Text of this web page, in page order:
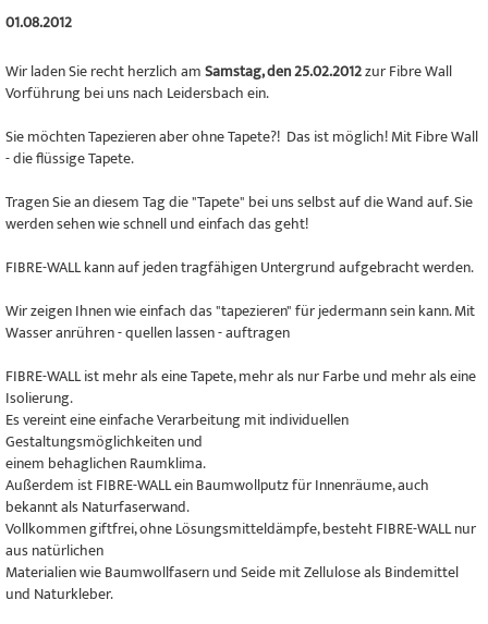
01.08.2012
Wir laden Sie recht herzlich amSamstag, den 25.02.2012zur Fibre Wall
Vorführung bei uns nach Leidersbach ein.
Sie möchten Tapezieren aber ohne Tapete?! Das ist möglich! Mit Fibre Wall
- die flüssige Tapete.
Tragen Sie an diesem Tag die "Tapete" bei uns selbst auf die Wand auf. Sie
werden sehen wie schnell und einfach das geht!
FIBRE-WALL kann auf jeden tragfähigen Untergrund aufgebracht werden.
Wir zeigen Ihnen wie einfach das "tapezieren" für jedermann sein kann. Mit
Wasser anrühren - quellen lassen - auftragen
FIBRE-WALL ist mehr als eine Tapete, mehr als nur Farbe und mehr als eine
Isolierung.
Es vereint eine einfache Verarbeitung mit individuellen
Gestaltungsmöglichkeiten und
einem behaglichen Raumklima.
Außerdem ist FIBRE-WALL ein Baumwollputz für Innenräume, auch
bekannt als Naturfaserwand.
Vollkommen giftfrei, ohne Lösungsmitteldämpfe, besteht FIBRE-WALL nur
aus natürlichen
Materialien wie Baumwollfasern und Seide mit Zellulose als Bindemittel
und Naturkleber.